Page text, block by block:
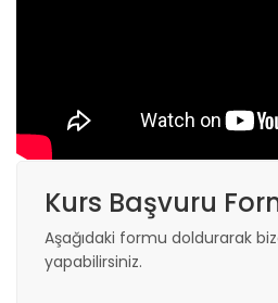
Kurs Başvuru
Aşağıdaki formu doldurarak
yapabilirsiniz.